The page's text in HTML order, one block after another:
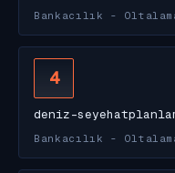
Bankacılık -
4
deniz-
Bankacılık -